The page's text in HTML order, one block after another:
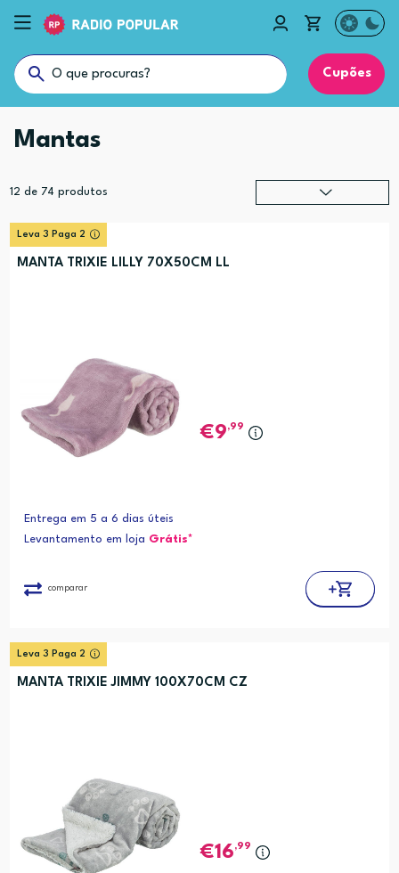
Cupões
Mantas
12 de 74 produtos
Leva 3 Paga 2
MANTA TRIXIE LILLY 70X50CM LL
9,99
Entrega em 5 a 6 dias úteis
Levantamento em loja Grátis*
comparar
Leva 3 Paga 2
MANTA TRIXIE JIMMY 100X70CM CZ
16,99